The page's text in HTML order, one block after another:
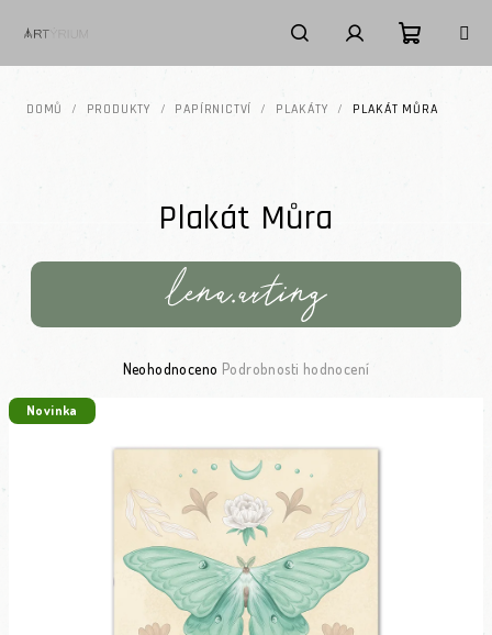
Hledat PřihlášeníNákupní
DOMŮ / PRODUKTY / PAPÍRNICTVÍ / PLAKÁTY / PLAKÁT MŮRA
Plakát Můra
Průměrné hodnocení produktu je 0,0 z 5 hvězdiček.
Neohodnoceno Podrobnosti hodnocení
Novinka